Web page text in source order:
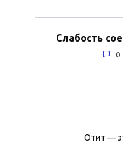
Слабость
0
Отит —